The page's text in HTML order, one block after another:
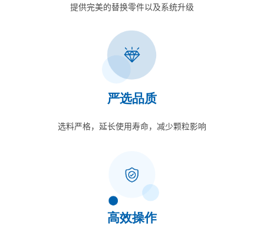
提供完美的替换零件以及系统升级
严选品质
选料严格，延长使用寿命，减少颗粒影响
高效操作